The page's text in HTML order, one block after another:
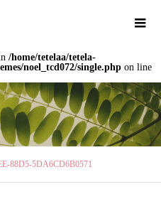
/home/tetelaa/tetela-
noel_tcd072/single.php on line
88D5-5DA6CD6B0571